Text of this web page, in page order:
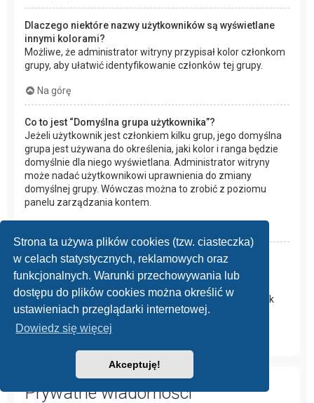
Strona ta używa plików cookies (tzw. ciasteczka)
w celach statystycznych, reklamowych oraz
funkcjonalnych. Warunki przechowywania lub
dostępu do plików cookies można określić w
ustawieniach przeglądarki internetowej.
Dowiedz się więcej
Akceptuję!
Dlaczego niektóre nazwy użytkowników są wyświetlane
innymi kolorami?
Możliwe, że administrator witryny przypisał kolor członkom
grupy, aby ułatwić identyfikowanie członków tej grupy.
Na górę
Co to jest “Domyślna grupa użytkownika”?
Jeżeli użytkownik jest członkiem kilku grup, jego domyślna
grupa jest używana do określenia, jaki kolor i ranga będzie
domyślnie dla niego wyświetlana. Administrator witryny
może nadać użytkownikowi uprawnienia do zmiany
domyślnej grupy. Wówczas można to zrobić z poziomu
panelu zarządzania kontem.
Czym jest odnośnik “Zespół administracyjny”?
Odnośnik ten prowadzi do strony z listą osób
odpowiedzialnych za forum, na której znajduje się spis
administratorów i moderatorów oraz inne dane, takie jak
fora przez nich moderowane.
Prywatne wiadomości